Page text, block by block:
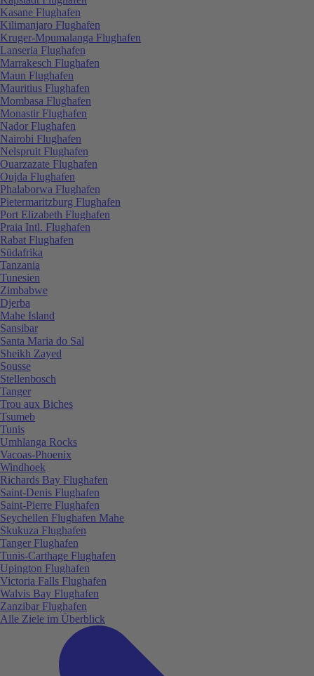
Kasane Flughafen
Kilimanjaro Flughafen
Kruger-Mpumalanga Flughafen
Lanseria Flughafen
Marrakesch Flughafen
Maun Flughafen
Mauritius Flughafen
Mombasa Flughafen
Monastir Flughafen
Nador Flughafen
Nairobi Flughafen
Nelspruit Flughafen
Ouarzazate Flughafen
Oujda Flughafen
Phalaborwa Flughafen
Pietermaritzburg Flughafen
Port Elizabeth Flughafen
Praia Intl. Flughafen
Rabat Flughafen
Südafrika
Tanzania
Tunesien
Zimbabwe
Djerba
Mahe Island
Sansibar
Santa Maria do Sal
Sheikh Zayed
Sousse
Stellenbosch
Tanger
Trou aux Biches
Tsumeb
Tunis
Umhlanga Rocks
Vacoas-Phoenix
Windhoek
Richards Bay Flughafen
Saint-Denis Flughafen
Saint-Pierre Flughafen
Seychellen Flughafen Mahe
Skukuza Flughafen
Tanger Flughafen
Tunis-Carthage Flughafen
Upington Flughafen
Victoria Falls Flughafen
Walvis Bay Flughafen
Zanzibar Flughafen
Alle Ziele im Überblick